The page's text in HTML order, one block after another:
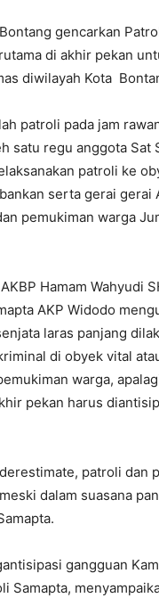
gencarkan
di akhir pekan
diwilayah Kota
patroli pada jam
satu regu anggota Sat
patroli ke
serta gerai gerai
pemukiman warga
Hamam Wahyudi
AKP Widodo
laras panjang
di obyek vital
warga,
pekan harus
patroli dan
dalam suasana
gangguan
Samapta,